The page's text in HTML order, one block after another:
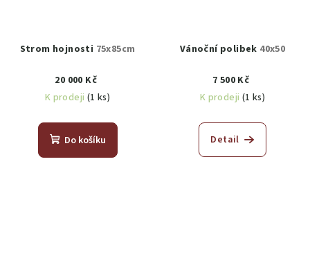
Strom hojnosti 75x85cm
20 000 Kč
K prodeji (1 ks)
Do košíku
Vánoční polibek 40x50
7 500 Kč
K prodeji (1 ks)
Detail